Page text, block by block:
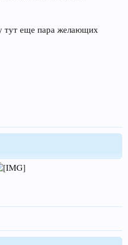
тут еще пара желающих